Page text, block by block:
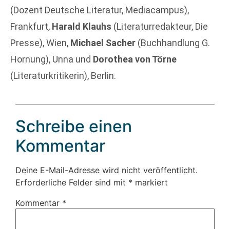
(Dozent Deutsche Literatur, Mediacampus),
Frankfurt, Harald Klauhs (Literaturredakteur, Die
Presse), Wien, Michael Sacher (Buchhandlung G.
Hornung), Unna und Dorothea von Törne
(Literaturkritikerin), Berlin.
Schreibe einen
Kommentar
Deine E-Mail-Adresse wird nicht veröffentlicht.
Erforderliche Felder sind mit * markiert
Kommentar *